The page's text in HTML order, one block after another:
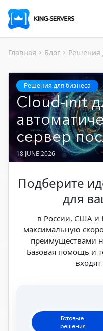
Главная Блог Решения
Решения для бизнеса
Cloud-init
сервер
18 JUNE 2026
Подберите
для
в России, США и
максимальную
преимуществами
Базовая помощь и
входят